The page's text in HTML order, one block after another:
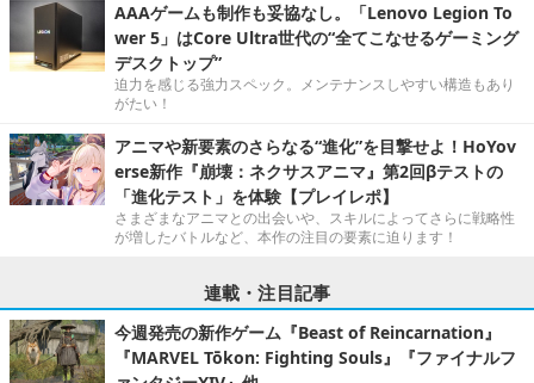
AAAゲームも制作も妥協なし。「Lenovo Legion To
wer 5」はCore Ultra世代の“全てこなせるゲーミング
デスクトップ”
迫力を感じる強力スペック。メンテナンスしやすい構造もあり
がたい！
アニマや新要素のさらなる“進化”を目撃せよ！HoYov
erse新作『崩壊：ネクサスアニマ』第2回βテストの
「進化テスト」を体験【プレイレポ】
さまざまなアニマとの出会いや、スキルによってさらに戦略性
が増したバトルなど、本作の注目の要素に迫ります！
連載・注目記事
今週発売の新作ゲーム『Beast of Reincarnation』
『MARVEL Tōkon: Fighting Souls』『ファイナルフ